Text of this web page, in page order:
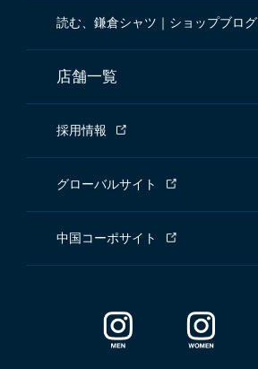
読む、鎌倉シャツ｜ショップブログ
店舗一覧
採用情報
グローバルサイト
中国コーポサイト